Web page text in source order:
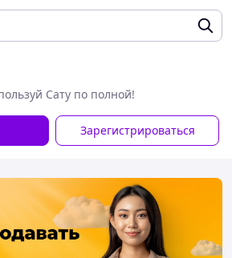
Сату по полной!
Зарегистрироваться